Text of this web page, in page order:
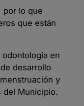
por lo que
que están
en
desarrollo
y
del Municipio.